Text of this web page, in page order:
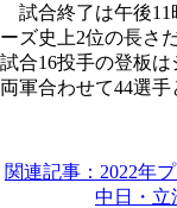
試合終了は午後11
ーズ史上2位の長さ
試合16投手の登板
両軍合わせて44選手
関連記事：2022年
中日・立